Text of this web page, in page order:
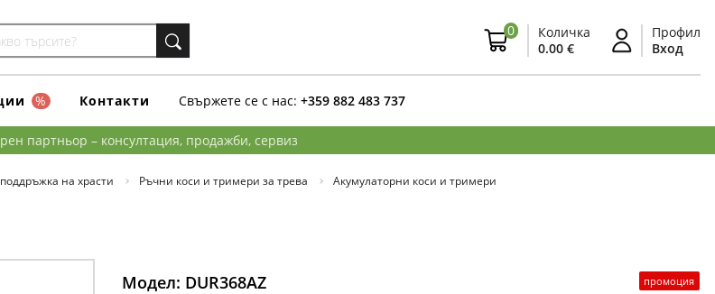
0
Количка
0.00 €
Профил
Вход
% Контакти Свържете се с нас: +359 882 483 737
партньор – консултация, продажби, сервиз
на храсти Ръчни коси и тримери за трева
Акумулаторни коси и тримери
промоция
Модел: DUR368AZ